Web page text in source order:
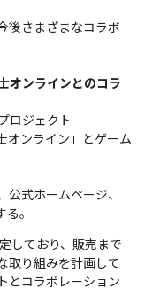
後さまざまなコラボ
オンラインとのコラ
ロジェクト
オンライン」とゲーム
式ホームページ、
。
しており、販売まで
取り組みを計画して
とコラボレーション